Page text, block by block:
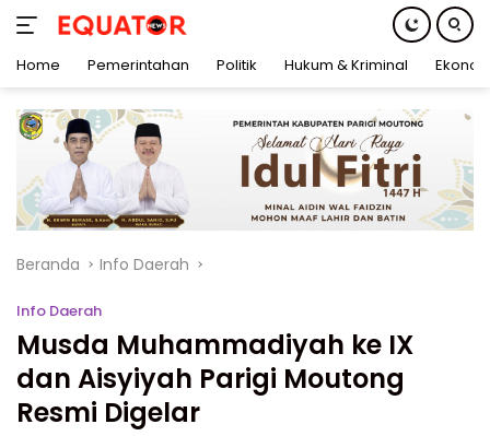
konten
Home Pemerintahan Politik Hukum & Kriminal
Beranda Info Daerah
Info Daerah
Musda Muhammadiyah ke IX
dan Aisyiyah Parigi Moutong
Resmi Digelar